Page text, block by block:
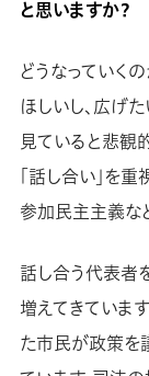
と思いますか？
どうなっていく
ほしいし、広げ
見ていると悲観
「話し合い」を
参加民主主義な
話し合う代表者
増えてきていま
た市民が政策を